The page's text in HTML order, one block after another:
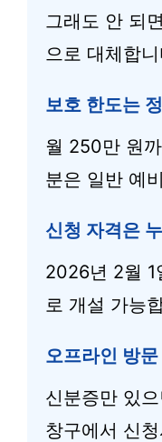
그래도 안 되
으로 대체합
보호 한도는
월 250만 원
분은 일반 예
신청 자격은
2026년 2월 1
로 개설 가능
오프라인 방
신분증만 있
창구에서 신